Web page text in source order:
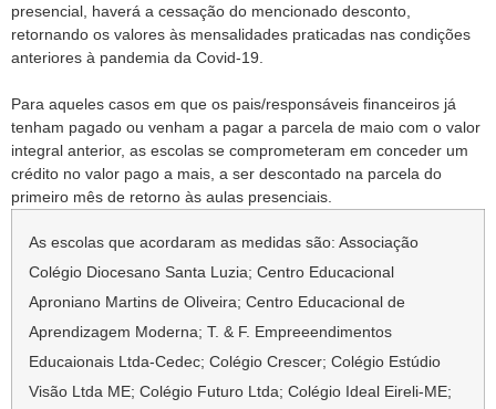
presencial, haverá a cessação do mencionado desconto,
retornando os valores às mensalidades praticadas nas condições
anteriores à pandemia da Covid-19.
Para aqueles casos em que os pais/responsáveis financeiros já
tenham pagado ou venham a pagar a parcela de maio com o valor
integral anterior, as escolas se comprometeram em conceder um
crédito no valor pago a mais, a ser descontado na parcela do
primeiro mês de retorno às aulas presenciais.
As escolas que acordaram as medidas são: Associação
Colégio Diocesano Santa Luzia; Centro Educacional
Aproniano Martins de Oliveira; Centro Educacional de
Aprendizagem Moderna; T. & F. Empreeendimentos
Educaionais Ltda-Cedec; Colégio Crescer; Colégio Estúdio
Visão Ltda ME; Colégio Futuro Ltda; Colégio Ideal Eireli-ME;